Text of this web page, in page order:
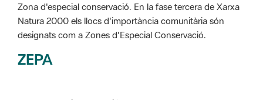
Zona d'especial conservació. En la fase tercera de Xarxa
Natura 2000 els llocs d'importància comunitària són
designats com a Zones d'Especial Conservació.
ZEPA